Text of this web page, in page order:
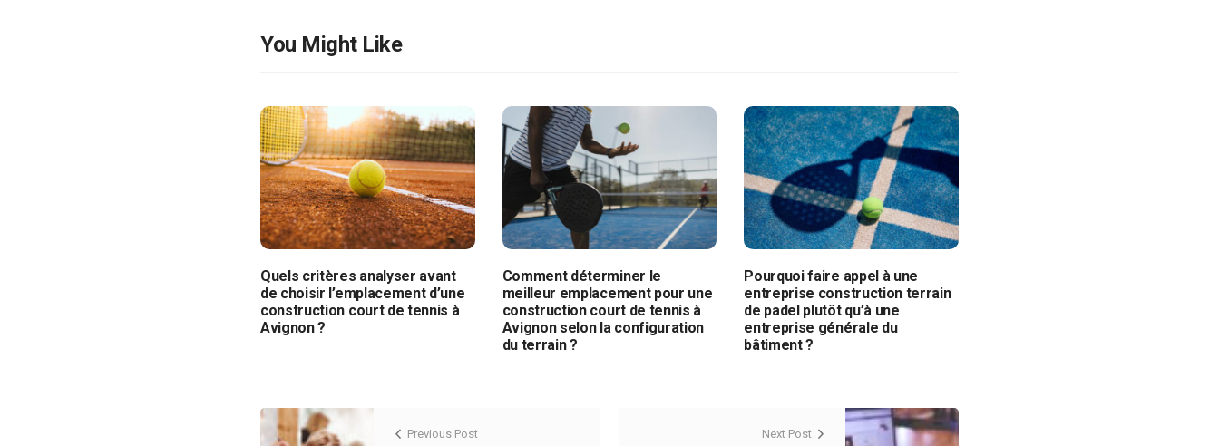
You Might Like
Quels critères analyser avant
de choisir l’emplacement d’une
construction court de tennis à
Avignon ?
Comment déterminer le
meilleur emplacement pour une
construction court de tennis à
Avignon selon la configuration
du terrain ?
Pourquoi faire appel à une
entreprise construction terrain
de padel plutôt qu’à une
entreprise générale du
bâtiment ?
Previous Post Next Post